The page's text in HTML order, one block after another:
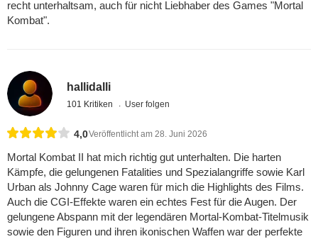
recht unterhaltsam, auch für nicht Liebhaber des Games "Mortal
Kombat".
hallidalli
101 Kritiken User folgen
4,0Veröffentlicht am 28. Juni 2026
Mortal Kombat II hat mich richtig gut unterhalten. Die harten
Kämpfe, die gelungenen Fatalities und Spezialangriffe sowie Karl
Urban als Johnny Cage waren für mich die Highlights des Films.
Auch die CGI-Effekte waren ein echtes Fest für die Augen. Der
gelungene Abspann mit der legendären Mortal-Kombat-Titelmusik
sowie den Figuren und ihren ikonischen Waffen war der perfekte